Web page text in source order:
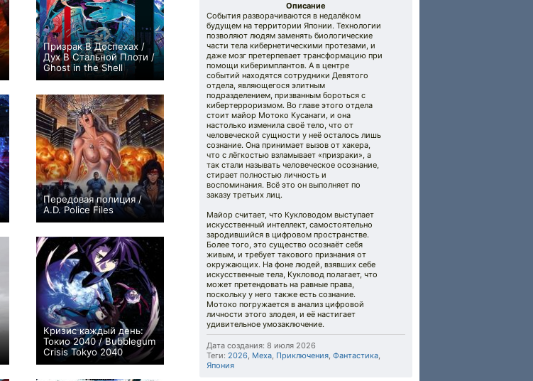
Призрак В Доспехах /
Дух В Стальной Плоти /
Ghost in the Shell
+83 1 1089
Передовая полиция /
A.D. Police Files
+17 3 169
Кризис каждый день:
Токио 2040 / Bubblegum
Crisis Tokyo 2040
+5 34 61
Описание
События разворачиваются в недалёком
будущем на территории Японии. Технологии
позволяют людям заменять биологические
части тела кибернетическими протезами, и
даже мозг претерпевает трансформацию при
помощи киберимплантов. А в центре
событий находятся сотрудники Девятого
отдела, являющегося элитным
подразделением, призванным бороться с
кибертерроризмом. Во главе этого отдела
стоит майор Мотоко Кусанаги, и она
настолько изменила своё тело, что от
человеческой сущности у неё осталось лишь
сознание. Она принимает вызов от хакера,
что с лёгкостью взламывает «призраки», а
так стали называть человеческое осознание,
стирает полностью личность и
воспоминания. Всё это он выполняет по
заказу третьих лиц.
Майор считает, что Кукловодом выступает
искусственный интеллект, самостоятельно
зародившийся в цифровом пространстве.
Более того, это существо осознаёт себя
живым, и требует такового признания от
окружающих. На фоне людей, взявших себе
искусственные тела, Кукловод полагает, что
может претендовать на равные права,
поскольку у него также есть сознание.
Мотоко погружается в анализ цифровой
личности этого злодея, и её настигает
удивительное умозаключение.
Дата создания: 8 июля 2026
Теги: 2026, Меха, Приключения, Фантастика,
Япония